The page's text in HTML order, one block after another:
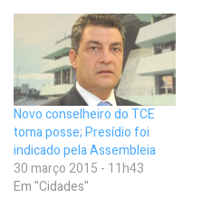
Novo conselheiro do TCE
toma posse; Presídio foi
indicado pela Assembleia
30 março 2015 - 11h43
Em "Cidades"